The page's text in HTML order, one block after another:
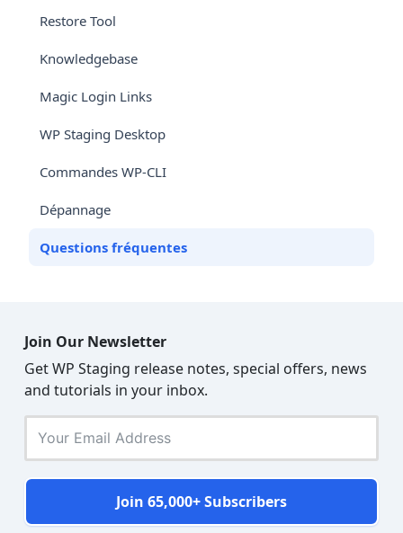
Restore Tool
Knowledgebase
Magic Login Links
WP Staging Desktop
Commandes WP-CLI
Dépannage
Questions fréquentes
Join Our Newsletter
Get WP Staging release notes, special offers, news
and tutorials in your inbox.
Join 65,000+ Subscribers